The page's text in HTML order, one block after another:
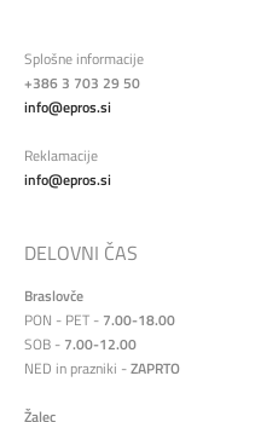
Splošne informacije
+386 3 703 29 50
info@epros.si
Reklamacije
info@epros.si
DELOVNI ČAS
Braslovče
PON - PET - 7.00-18.00
SOB - 7.00-12.00
NED in prazniki -ZAPRTO
Žalec